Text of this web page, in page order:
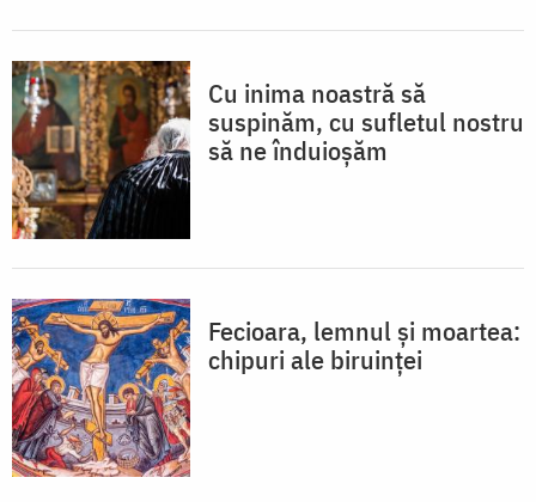
Cu inima noastră să
suspinăm, cu sufletul nostru
să ne înduioșăm
Fecioara, lemnul și moartea:
chipuri ale biruinței